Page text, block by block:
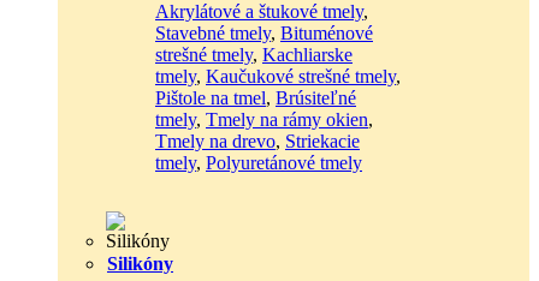
Akrylátové a štukové tmely,
Stavebné tmely, Bituménové
strešné tmely, Kachliarske
tmely, Kaučukové strešné tmely,
Pištole na tmel, Brúsiteľné
tmely, Tmely na rámy okien,
Tmely na drevo, Striekacie
tmely, Polyuretánové tmely
Silikóny